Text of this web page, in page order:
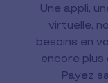
Une appli,
virtuelle,
besoins en
encore plus
Payez